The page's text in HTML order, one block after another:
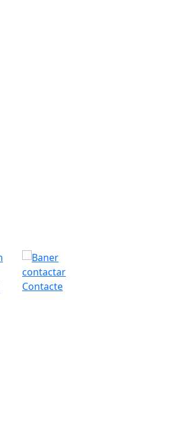
Contacte